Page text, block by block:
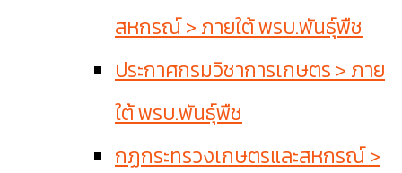
สหกรณ์ > ภายใต้ พรบ.พันธุ์พืช
ประกาศกรมวิชาการเกษตร > ภาย
ใต้ พรบ.พันธุ์พืช
กฏกระทรวงเกษตรและสหกรณ์ >